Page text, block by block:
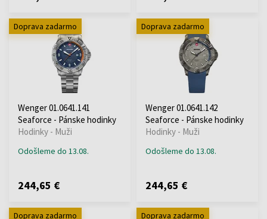
Doprava zadarmo
Wenger 01.0641.141
Seaforce - Pánske hodinky
Hodinky - Muži
Odošleme do 13.08.
244,65 €
Doprava zadarmo
Wenger 01.0641.142
Seaforce - Pánske hodinky
Hodinky - Muži
Odošleme do 13.08.
244,65 €
Doprava zadarmo Doprava zadarmo